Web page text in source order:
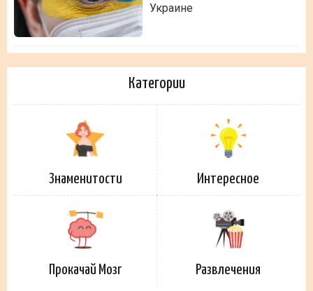
Украине
Категории
Знаменитости Интересное
Прокачай Мозг Развлечения